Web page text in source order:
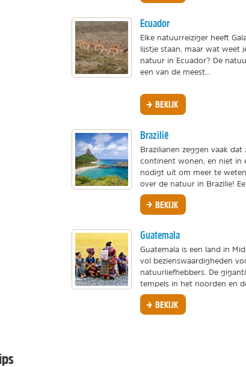
Ecuador
Elke natuurreiziger heeft
lijstje staan, maar wat weet
natuur in Ecuador? De
een van de meest...
BEKIJK
Brazilië
Brazilianen zeggen vaak dat
continent wonen, en niet in
nodigt uit om meer te
over de natuur in Brazilie!
BEKIJK
Guatemala
Guatemala is een land in
vol bezienswaardigheden
natuurliefhebbers. De
tempels in het noorden en
BEKIJK